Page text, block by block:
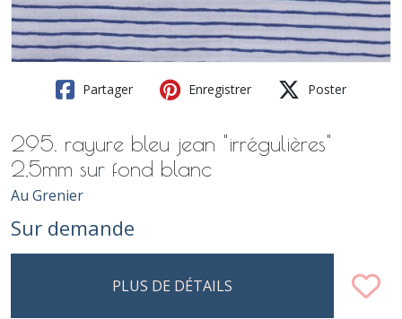
Partager Enregistrer Poster
295. rayure bleu jean "irrégulières"
2,5mm sur fond blanc
Au Grenier
Sur demande
PLUS DE DÉTAILS